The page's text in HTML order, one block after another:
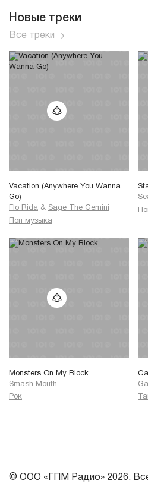
Новые треки
Все треки
Vacation (Anywhere You Wanna
Go)
Flo Rida & Sage The Gemini
Поп музыка
Monsters On My Block
Smash Mouth
Рок
© ООО «ГПМ Радио» 2026.